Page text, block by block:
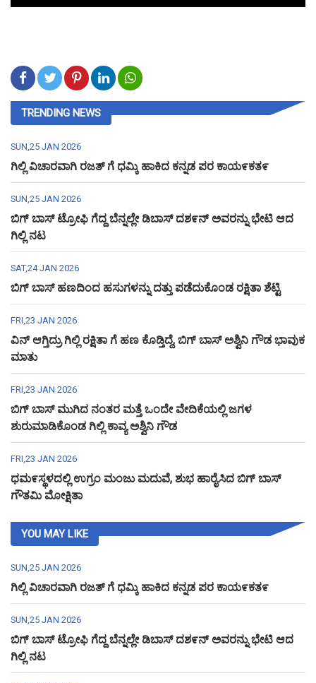
TRENDING NEWS
SUN,25 JAN 2026
ಗಿಲ್ಲಿ ವಿಚಾರವಾಗಿ ರಜತ್ ಗೆ ಧಮ್ಕಿ ಹಾಕಿದ ಕನ್ನಡ ಪರ ಕಾಯ೯ಕತ೯
SUN,25 JAN 2026
ಬಿಗ್ ಬಾಸ್ ಟ್ರೋಫಿ ಗೆದ್ದ ಬೆನ್ನಲ್ಲೇ ಡಿಬಾಸ್ ದಶ೯ನ್ ಅವರನ್ನು ಭೇಟಿ ಆದ
ಗಿಲ್ಲಿ ನಟ
SAT,24 JAN 2026
ಬಿಗ್ ಬಾಸ್ ಹಣದಿಂದ ಹಸುಗಳನ್ನು ದತ್ತು ಪಡೆದುಕೊಂಡ ರಕ್ಷಿತಾ ಶೆಟ್ಟಿ
FRI,23 JAN 2026
ವಿನ್ ಆಗ್ತಿದ್ರು ಗಿಲ್ಲಿ ರಕ್ಷಿತಾ ಗೆ ಹಣ ಕೊಡ್ತಿದ್ದೆ, ಬಿಗ್ ಬಾಸ್ ಅಶ್ವಿನಿ ಗೌಡ ಭಾವುಕ
ಮಾತು
FRI,23 JAN 2026
ಬಿಗ್ ಬಾಸ್ ಮುಗಿದ ನಂತರ ಮತ್ತೆ ಒಂದೇ ವೇದಿಕೆಯಲ್ಲಿ ಜಗಳ
ಶುರುಮಾಡಿಕೊಂಡ ಗಿಲ್ಲಿ ಕಾವ್ಯ ಅಶ್ವಿನಿ ಗೌಡ
FRI,23 JAN 2026
ಧಮ೯ಸ್ಥಳದಲ್ಲಿ ಉಗ್ರಂ ಮಂಜು ಮದುವೆ, ಶುಭ ಹಾರೈಸಿದ ಬಿಗ್ ಬಾಸ್
ಗೌತಮಿ ಮೋಕ್ಷಿತಾ
YOU MAY LIKE
SUN,25 JAN 2026
ಗಿಲ್ಲಿ ವಿಚಾರವಾಗಿ ರಜತ್ ಗೆ ಧಮ್ಕಿ ಹಾಕಿದ ಕನ್ನಡ ಪರ ಕಾಯ೯ಕತ೯
SUN,25 JAN 2026
ಬಿಗ್ ಬಾಸ್ ಟ್ರೋಫಿ ಗೆದ್ದ ಬೆನ್ನಲ್ಲೇ ಡಿಬಾಸ್ ದಶ೯ನ್ ಅವರನ್ನು ಭೇಟಿ ಆದ
ಗಿಲ್ಲಿ ನಟ